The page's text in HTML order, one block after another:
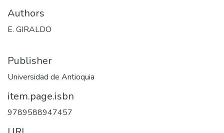
Authors
E. GIRALDO
Publisher
Universidad de Antioquia
item.page.isbn
9789588947457